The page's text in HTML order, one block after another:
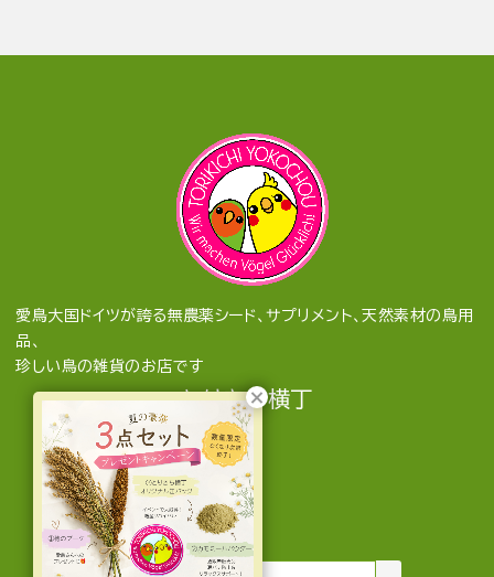
愛鳥大国ドイツが誇る無農薬シード、サプリメント、天然素材の鳥用
品、
珍しい鳥の雑貨のお店です
とりきち横丁